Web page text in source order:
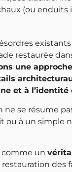
(ou enduits
existants
restaurée
une
et à
se résume
ou à un simple
comme un
des